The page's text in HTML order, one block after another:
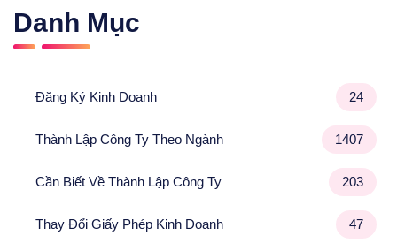
Danh Mục
Đăng Ký Kinh Doanh 24
Thành Lập Công Ty Theo Ngành 1407
Cần Biết Về Thành Lập Công Ty 203
Thay Đổi Giấy Phép Kinh Doanh 47